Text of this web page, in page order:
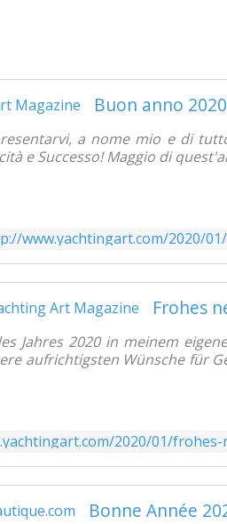
a nome mio e di
e Successo! Maggio di
www.yachtingart.com/2020/
Jahres 2020 in meinem
aufrichtigsten Wünsche für
2020/01/